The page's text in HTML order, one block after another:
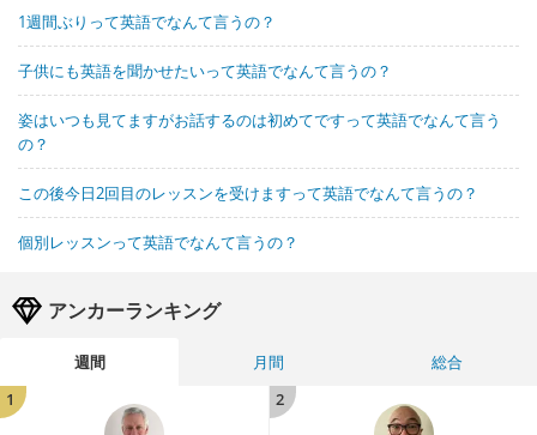
1週間ぶりって英語でなんて言うの？
子供にも英語を聞かせたいって英語でなんて言うの？
姿はいつも見てますがお話するのは初めてですって英語でなんて言う
の？
この後今日2回目のレッスンを受けますって英語でなんて言うの？
個別レッスンって英語でなんて言うの？
アンカーランキング
週間 月間
総合
1
2